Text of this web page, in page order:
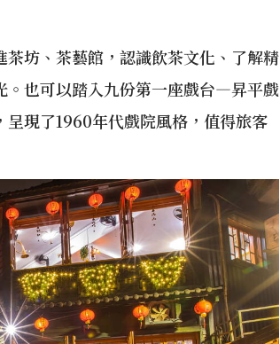
坊、茶藝館，認識飲茶文化、了解精
。也可以踏入九份第一座戲台—昇平戲
現了1960年代戲院風格，值得旅客